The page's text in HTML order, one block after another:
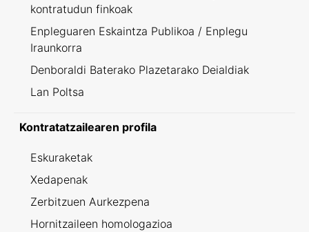
kontratudun finkoak
Enpleguaren Eskaintza Publikoa / Enplegu
Iraunkorra
Denboraldi Baterako Plazetarako Deialdiak
Lan Poltsa
Kontratatzailearen profila
Eskuraketak
Xedapenak
Zerbitzuen Aurkezpena
Hornitzaileen homologazioa